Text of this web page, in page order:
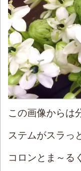
この画像からは
ステムがスラっ
コロンとま～る